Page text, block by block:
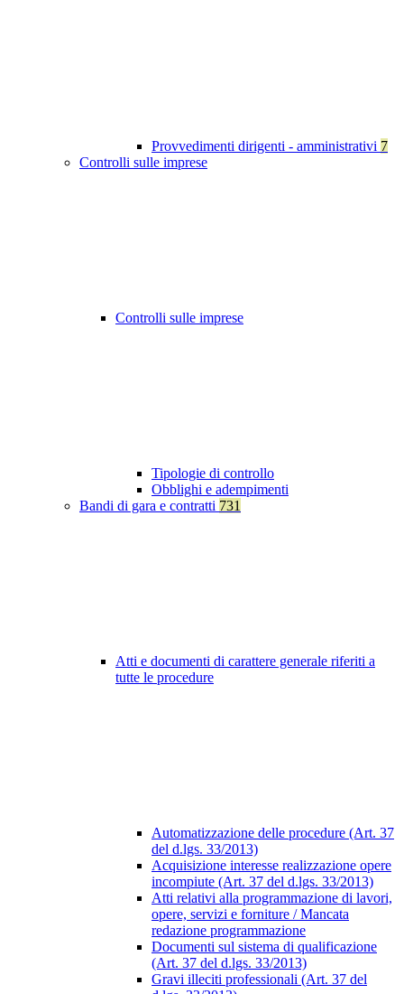
Provvedimenti dirigenti - amministrativi 7
Controlli sulle imprese
Controlli sulle imprese
Tipologie di controllo
Obblighi e adempimenti
Bandi di gara e contratti 731
Atti e documenti di carattere generale riferiti a
tutte le procedure
Automatizzazione delle procedure (Art. 37
del d.lgs. 33/2013)
Acquisizione interesse realizzazione opere
incompiute (Art. 37 del d.lgs. 33/2013)
Atti relativi alla programmazione di lavori,
opere, servizi e forniture / Mancata
redazione programmazione
Documenti sul sistema di qualificazione
(Art. 37 del d.lgs. 33/2013)
Gravi illeciti professionali (Art. 37 del